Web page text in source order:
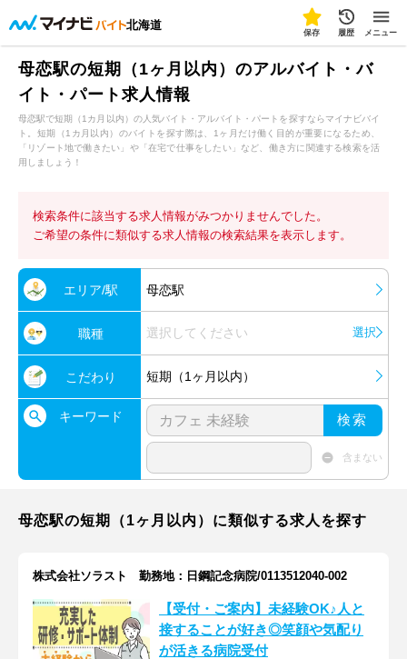
北海道
保存 履歴 メニュー
母恋駅の短期（1ヶ月以内）のアルバイト・バ
イト・パート求人情報
母恋駅で短期（1カ月以内）の人気バイト・アルバイト・パートを探すならマイナビバイ
ト。短期（1カ月以内）のバイトを探す際は、1ヶ月だけ働く目的が重要になるため、
「リゾート地で働きたい」や「在宅で仕事をしたい」など、働き方に関連する検索を活
用しましょう！
検索条件に該当する求人情報がみつかりませんでした。
ご希望の条件に類似する求人情報の検索結果を表示します。
エリア/駅 母恋駅
職種 選択してください 選択
こだわり 短期（1ヶ月以内）
キーワード 検索
含まない
母恋駅の短期（1ヶ月以内）に類似する求人を探す
株式会社ソラスト 勤務地：日鋼記念病院/0113512040-002
【受付・ご案内】未経験OK♪人と
接することが好き◎笑顔や気配り
が活きる病院受付